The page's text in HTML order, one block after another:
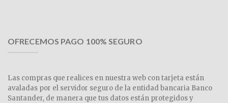
OFRECEMOS PAGO 100% SEGURO
Las compras que realices en nuestra web con tarjeta están
avaladas por el servidor seguro de la entidad bancaria Banco
Santander, de manera que tus datos están protegidos y